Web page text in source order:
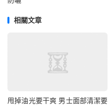
相關文章
甩掉油光要干爽 男士面部清潔要